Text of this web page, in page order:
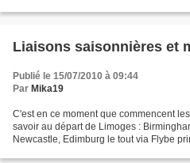
Liaisons saisonnières et
Publié le 15/07/2010 à 09:44
Par Mika19
C'est en ce moment que commencent
savoir au départ de Limoges :
Newcastle, Edimburg le tout via Flybe